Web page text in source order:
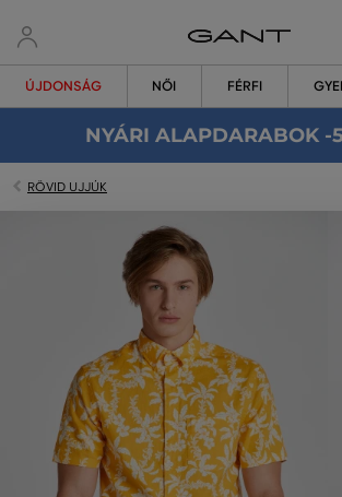
ÚJDONSÁG NŐI FÉRFI
NYÁRI ALAPDARABOK -
RÖVID UJJÚK